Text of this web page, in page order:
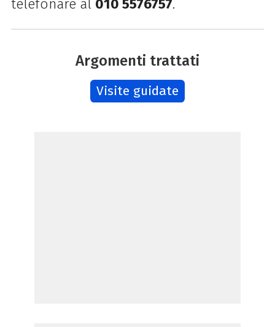
telefonare al 010 5576757.
Argomenti trattati
Visite guidate